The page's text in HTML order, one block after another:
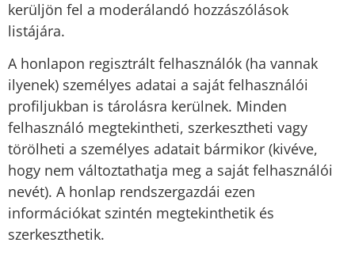
kerüljön fel a moderálandó hozzászólások
listájára.
A honlapon regisztrált felhasználók (ha vannak
ilyenek) személyes adatai a saját felhasználói
profiljukban is tárolásra kerülnek. Minden
felhasználó megtekintheti, szerkesztheti vagy
törölheti a személyes adatait bármikor (kivéve,
hogy nem változtathatja meg a saját felhasználói
nevét). A honlap rendszergazdái ezen
információkat szintén megtekinthetik és
szerkeszthetik.